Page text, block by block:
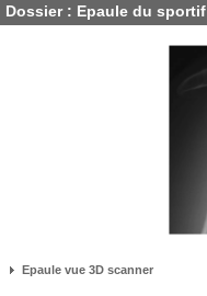
Dossier : Epaule du sportif
Epaule vue 3D scanner